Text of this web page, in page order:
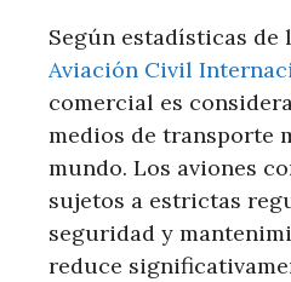
Según estadísticas de
Aviación Civil
comercial es
medios de transporte
mundo. Los aviones
sujetos a estrictas
seguridad y
reduce